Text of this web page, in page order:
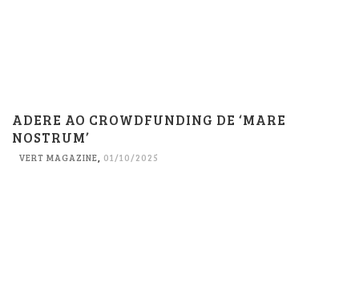
ADERE AO CROWDFUNDING DE ‘MARE
NOSTRUM’
VERT MAGAZINE, 01/10/2025